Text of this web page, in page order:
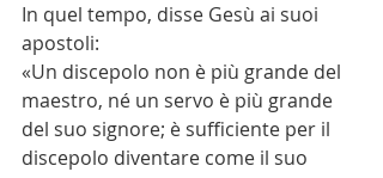
In quel tempo, disse Gesù ai suoi
apostoli:
«Un discepolo non è più grande del
maestro, né un servo è più grande
del suo signore; è sufficiente per il
discepolo diventare come il suo